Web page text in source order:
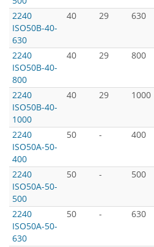
2240
ISO50B-40-
630
40 29 630
2240
ISO50B-40-
800
40 29 800
2240
ISO50B-40-
1000
40 29 1000
2240
ISO50A-50-
400
50 - 400
2240
ISO50A-50-
500
50 - 500
2240
ISO50A-50-
630
50 - 630